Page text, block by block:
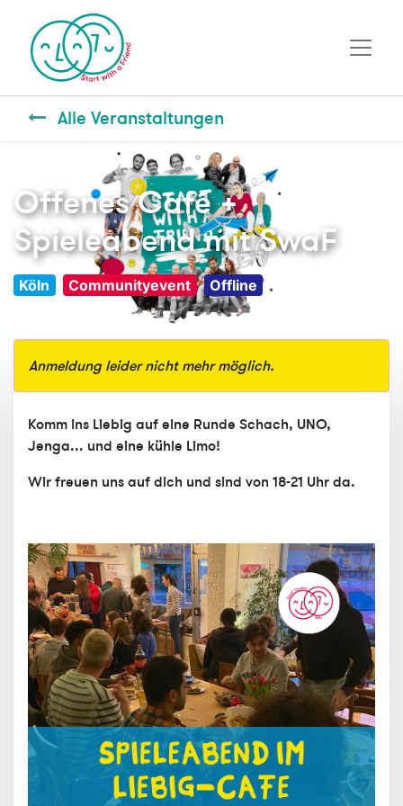
Alle Veranstaltungen
Offenes Café +
Spieleabend mit SwaF
Köln Communityevent Offline
Anmeldung leider nicht mehr möglich.
Komm ins Liebig auf eine Runde Schach, UNO,
Jenga... und eine kühle Limo!
Wir freuen uns auf dich und sind von 18-21 Uhr da.